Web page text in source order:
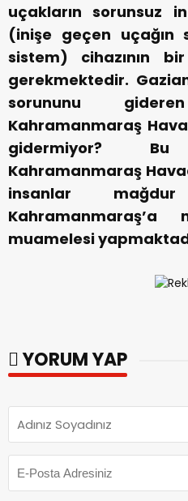
uçakların sorunsuz
(inişe geçen uçağın
sistem) cihazının
gerekmektedir.
sorununu
Kahramanmaraş
gidermiyor?
Kahramanmaraş
insanlar
muamelesi
YORUM YAP